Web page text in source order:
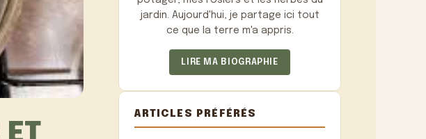
jardin. Aujourd'hui, je partage ici tout
ce que la terre m'a appris.
LIRE MA BIOGRAPHIE
ARTICLES PRÉFÉRÉS